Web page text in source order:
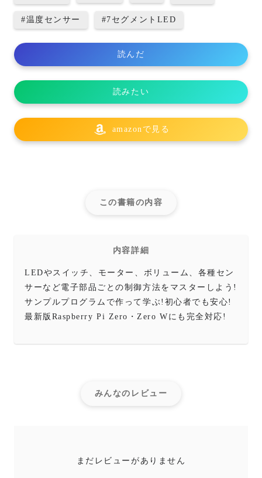
#温度センサー #7セグメントLED
読んだ
読みたい
amazonで見る
この書籍の内容
内容詳細
LEDやスイッチ、モーター、ボリューム、各種セン
サーなど電子部品ごとの制御方法をマスターしよう!
サンプルプログラムで作って学ぶ!初心者でも安心!
最新版Raspberry Pi Zero・Zero Wにも完全対応!
みんなのレビュー
まだレビューがありません